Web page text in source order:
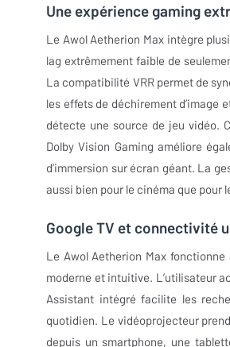
Une expérience gaming
Le Awol Aetherion Max intègre
lag extrêmement faible de
La compatibilité VRR permet de
les effets de déchirement d’image
détecte une source de jeu vidéo.
Dolby Vision Gaming améliore
d’immersion sur écran géant. La
aussi bien pour le cinéma que pour
Google TV et connectivité
Le Awol Aetherion Max
moderne et intuitive. L’utilisateur
Assistant intégré facilite les
quotidien. Le vidéoprojecteur
depuis un smartphone, une